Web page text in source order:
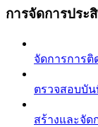
การจัดการประ
จัดการการติ
ตรวจสอบบัน
สร้างและจัด